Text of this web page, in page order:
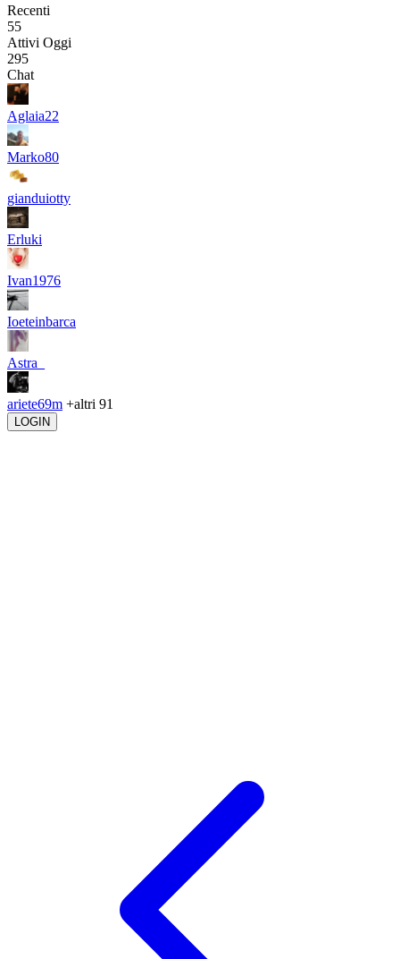
Recenti
55
Attivi Oggi
295
Chat
Aglaia22
Marko80
gianduiotty
Erluki
Ivan1976
Ioeteinbarca
Astra_
ariete69m +altri 91
LOGIN